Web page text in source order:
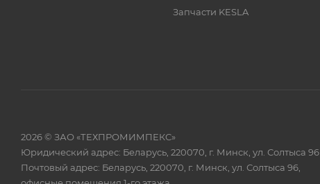
Запчасти KESLA
2026 © ЗАО «ТЕХПРОМИМПЕКС»
Юридический адрес: Беларусь, 220070, г. Минск, ул. Солтыса 96
Почтовый адрес: Беларусь, 220070, г. Минск, ул. Солтыса 96,